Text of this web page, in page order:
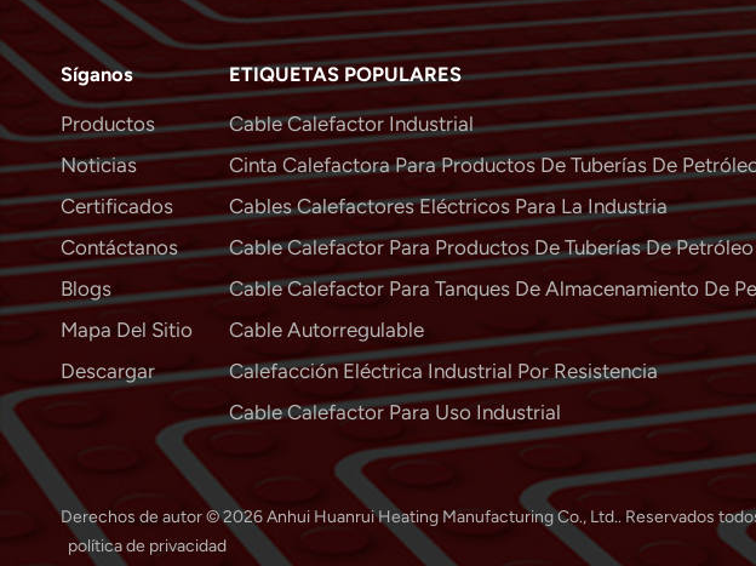
Síganos
Productos
Noticias
Certificados
Contáctanos
Blogs
Mapa Del Sitio
Descargar
ETIQUETAS POPULARES
Cable Calefactor Industrial
Cinta Calefactora Para Productos De Tuberías De
Cables Calefactores Eléctricos Para La Industria
Cable Calefactor Para Productos De Tuberías De Petróleo
Cable Calefactor Para Tanques De Almacenamiento De
Cable Autorregulable
Calefacción Eléctrica Industrial Por Resistencia
Cable Calefactor Para Uso Industrial
Derechos de autor © 2026 Anhui Huanrui Heating Manufacturing Co., Ltd.. Reservados
política de privacidad